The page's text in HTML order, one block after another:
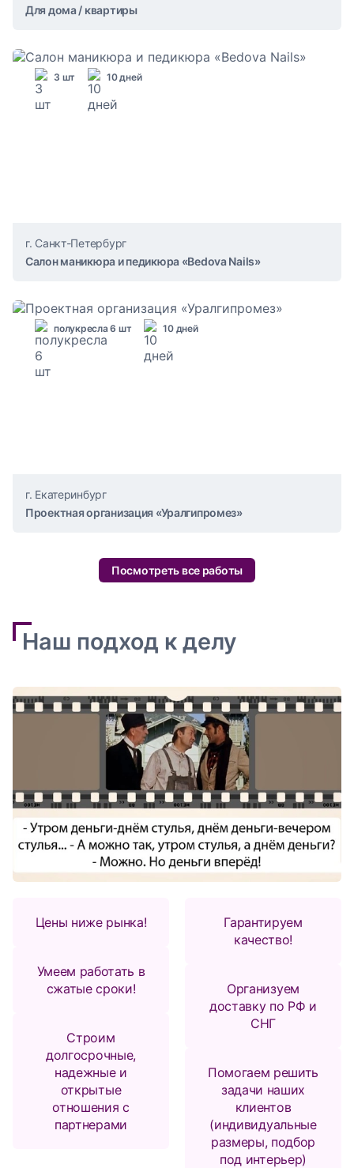
Для дома / квартиры
3 шт 10 дней
г. Санкт-Петербург
Салон маникюра и педикюра «Bedova Nails»
полукресла 6 шт 10 дней
г. Екатеринбург
Проектная организация «Уралгипромез»
Посмотреть все работы
Наш подход к делу
Цены ниже рынка!
Умеем работать в
сжатые сроки!
Строим
долгосрочные,
надежные и
открытые
отношения с
партнерами
Гарантируем
качество!
Организуем
доставку по РФ и
СНГ
Помогаем решить
задачи наших
клиентов
(индивидуальные
размеры, подбор
под интерьер)